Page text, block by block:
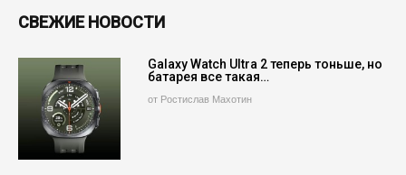
СВЕЖИЕ НОВОСТИ
Galaxy Watch Ultra 2 теперь тоньше, но
батарея все такая…
от Ростислав Махотин